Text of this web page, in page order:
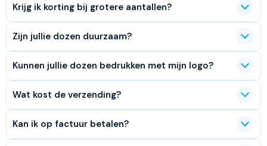
Krijg ik korting bij grotere aantallen?
Zijn jullie dozen duurzaam?
Kunnen jullie dozen bedrukken met mijn logo?
Wat kost de verzending?
Kan ik op factuur betalen?